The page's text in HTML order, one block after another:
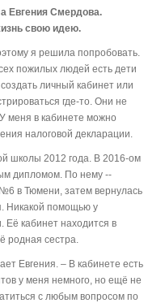
Евгения Смердова.
свою идею.
я решила попробовать.
пожилых людей есть дети
личный кабинет или
где-то. Они не
меня в кабинете можно
налоговой декларации.
школы 2012 года. В 2016-ом
дипломом. По нему --
в Тюмени, затем вернулась
Никакой помощью у
Её кабинет находится в
родная сестра.
Евгения. – В кабинете есть
у меня немного, но ещё не
с любым вопросом по